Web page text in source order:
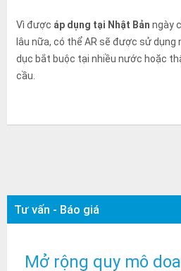
Vì được áp dụng tại Nhật Bản ngày
lâu nữa, có thể AR sẽ được sử
dục bắt buộc tại nhiều nước hoặc
cầu.
Tư vấn - Báo giá
Mở rộng quy mô